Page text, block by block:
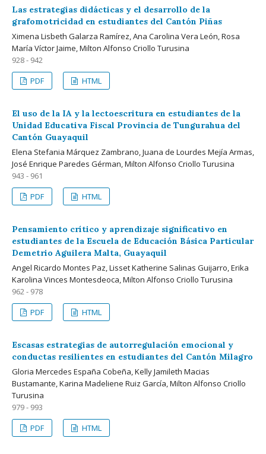
Las estrategias didácticas y el desarrollo de la
grafomotricidad en estudiantes del Cantón Piñas
Ximena Lisbeth Galarza Ramírez, Ana Carolina Vera León, Rosa
María Víctor Jaime, Milton Alfonso Criollo Turusina
928 - 942
PDF
HTML
El uso de la IA y la lectoescritura en estudiantes de la
Unidad Educativa Fiscal Provincia de Tungurahua del
Cantón Guayaquil
Elena Stefania Márquez Zambrano, Juana de Lourdes Mejía Armas,
José Enrique Paredes Gérman, Milton Alfonso Criollo Turusina
943 - 961
PDF
HTML
Pensamiento crítico y aprendizaje significativo en
estudiantes de la Escuela de Educación Básica Particular
Demetrio Aguilera Malta, Guayaquil
Angel Ricardo Montes Paz, Lisset Katherine Salinas Guijarro, Erika
Karolina Vinces Montesdeoca, Milton Alfonso Criollo Turusina
962 - 978
PDF
HTML
Escasas estrategias de autorregulación emocional y
conductas resilientes en estudiantes del Cantón Milagro
Gloria Mercedes España Cobeña, Kelly Jamileth Macias
Bustamante, Karina Madeliene Ruiz García, Milton Alfonso Criollo
Turusina
979 - 993
PDF
HTML